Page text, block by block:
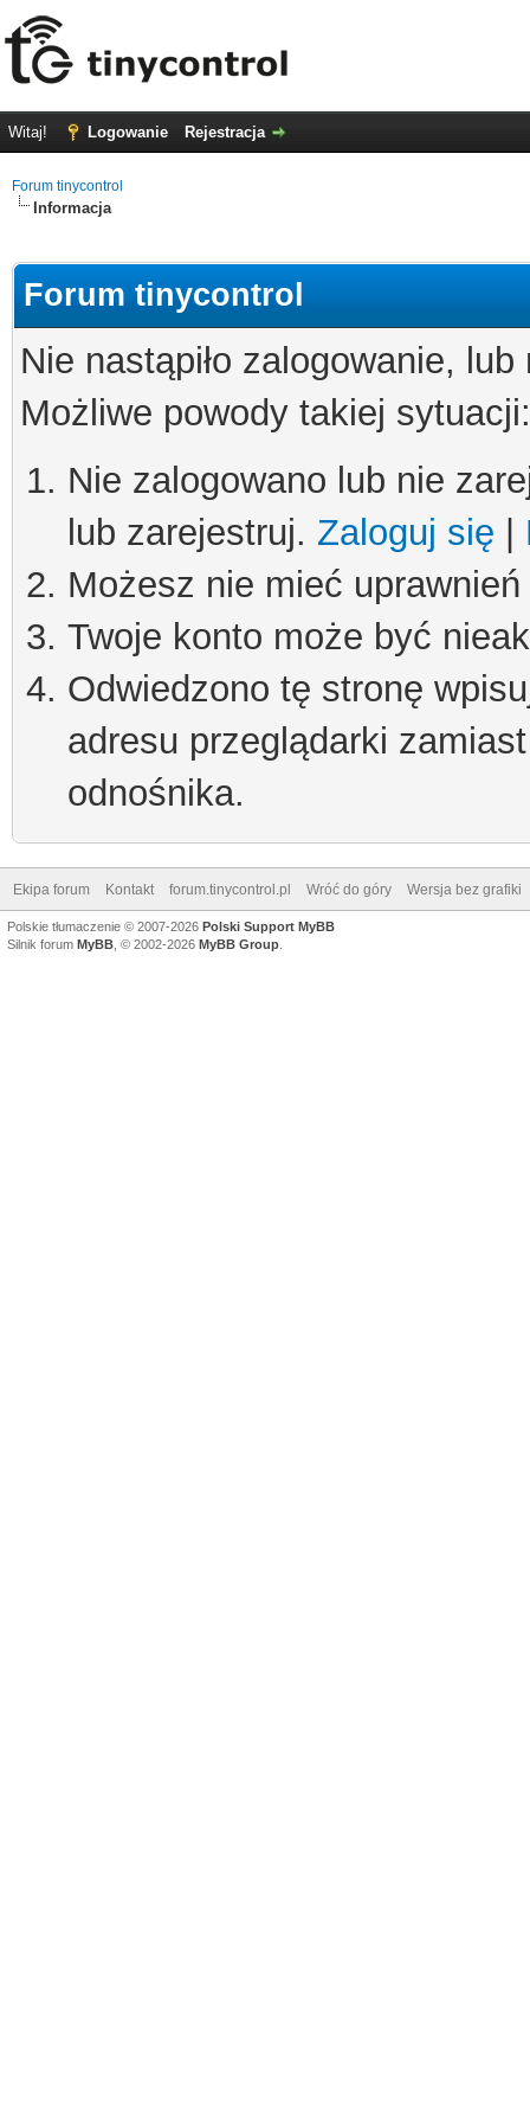
Witaj! Logowanie Rejestracja
Forum tinycontrol
Informacja
Forum tinycontrol
Nie nastąpiło zalogowanie,
Możliwe powody takiej sytuacji:
Nie zalogowano lub nie
lub zarejestruj. Zaloguj się
Możesz nie mieć
Twoje konto może być
Odwiedzono tę stronę
adresu przeglądarki
odnośnika.
Ekipa forum Kontakt forum.tinycontrol.pl Wróć do góry Wersja bez grafiki
Polskie tłumaczenie © 2007-2026 Polski Support MyBB
Silnik forum MyBB , © 2002-2026 MyBB Group